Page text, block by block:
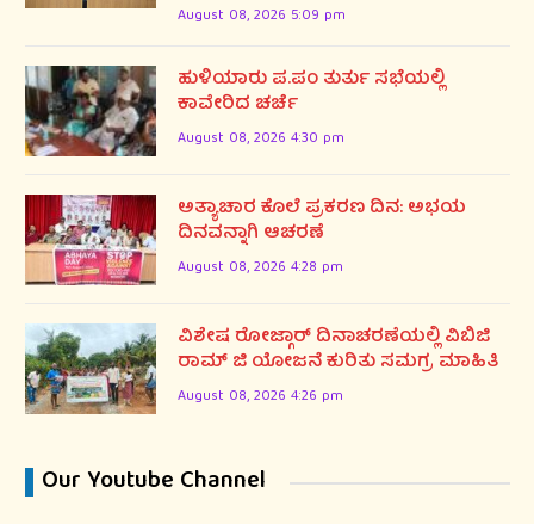
August 08, 2026 5:09 pm
ಹುಳಿಯಾರು ಪ.ಪಂ ತುರ್ತು ಸಭೆಯಲ್ಲಿ
ಕಾವೇರಿದ ಚರ್ಚೆ
August 08, 2026 4:30 pm
ಅತ್ಯಾಚಾರ ಕೊಲೆ ಪ್ರಕರಣ ದಿನ: ಅಭಯ
ದಿನವನ್ನಾಗಿ ಆಚರಣೆ
August 08, 2026 4:28 pm
ವಿಶೇಷ ರೋಜ್ಗಾರ್ ದಿನಾಚರಣೆಯಲ್ಲಿ ವಿಬಿಜಿ
ರಾಮ್ ಜಿ ಯೋಜನೆ ಕುರಿತು ಸಮಗ್ರ ಮಾಹಿತಿ
August 08, 2026 4:26 pm
Our Youtube Channel